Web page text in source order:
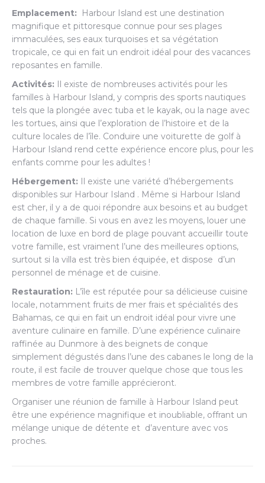
Emplacement: Harbour Island est une destination
magnifique et pittoresque connue pour ses plages
immaculées, ses eaux turquoises et sa végétation
tropicale, ce qui en fait un endroit idéal pour des vacances
reposantes en famille.
Activités: Il existe de nombreuses activités pour les
familles à Harbour Island, y compris des sports nautiques
tels que la plongée avec tuba et le kayak, ou la nage avec
les tortues, ainsi que l’exploration de l’histoire et de la
culture locales de l’île. Conduire une voiturette de golf à
Harbour Island rend cette expérience encore plus, pour les
enfants comme pour les adultes !
Hébergement: Il existe une variété d’hébergements
disponibles sur Harbour Island . Même si Harbour Island
est cher, il y a de quoi répondre aux besoins et au budget
de chaque famille. Si vous en avez les moyens, louer une
location de luxe en bord de plage pouvant accueillir toute
votre famille, est vraiment l’une des meilleures options,
surtout si la villa est très bien équipée, et dispose d’un
personnel de ménage et de cuisine.
Restauration: L’île est réputée pour sa délicieuse cuisine
locale, notamment fruits de mer frais et spécialités des
Bahamas, ce qui en fait un endroit idéal pour vivre une
aventure culinaire en famille. D’une expérience culinaire
raffinée au Dunmore à des beignets de conque
simplement dégustés dans l’une des cabanes le long de la
route, il est facile de trouver quelque chose que tous les
membres de votre famille apprécieront.
Organiser une réunion de famille à Harbour Island peut
être une expérience magnifique et inoubliable, offrant un
mélange unique de détente et d’aventure avec vos
proches.